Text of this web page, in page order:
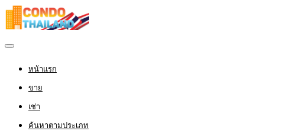
หน้าแรก
ขาย
เช่า
ค้นหาตามประเภท